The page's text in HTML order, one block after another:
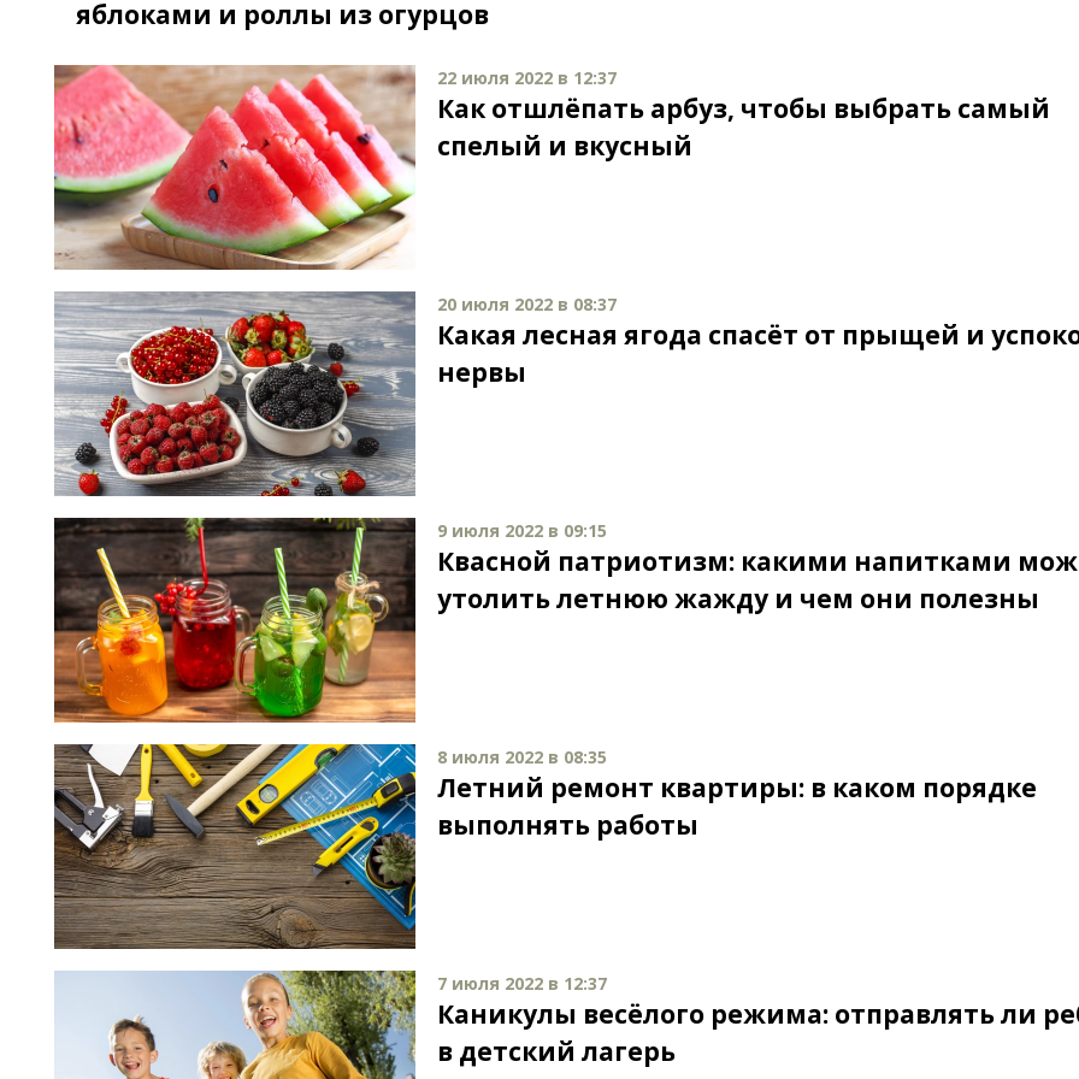
яблоками и роллы из огурцов
22 июля 2022 в 12:37
Как отшлёпать арбуз, чтобы выбрать самый
спелый и вкусный
20 июля 2022 в 08:37
Какая лесная ягода спасёт от прыщей и
нервы
9 июля 2022 в 09:15
Квасной патриотизм: какими напитками
утолить летнюю жажду и чем они полезны
8 июля 2022 в 08:35
Летний ремонт квартиры: в каком порядке
выполнять работы
7 июля 2022 в 12:37
Каникулы весёлого режима: отправлять ли
в детский лагерь